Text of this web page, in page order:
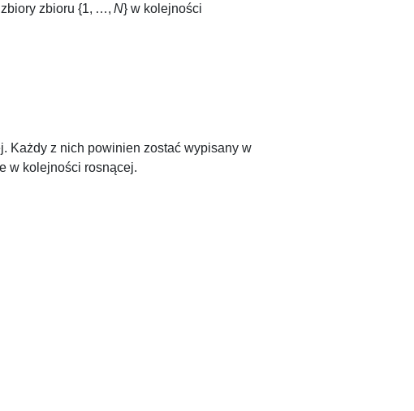
zbioru {1, …, N} w kolejności
Każdy z nich powinien zostać wypisany w
w kolejności rosnącej.